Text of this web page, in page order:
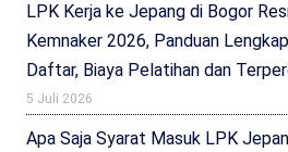
LPK Kerja ke Jepang di Bogor
Kemnaker 2026, Panduan
Daftar, Biaya Pelatihan dan
5 Juli 2026
Apa Saja Syarat Masuk LPK